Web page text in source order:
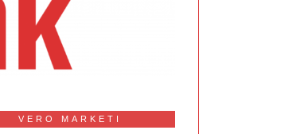
VERO MARKETI